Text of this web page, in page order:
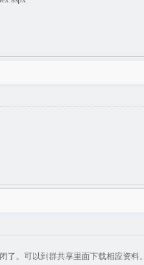
了。可以到群共享里面下载相应资料。